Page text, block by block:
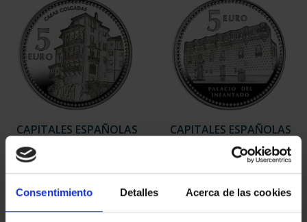
Consentimiento Detalles Acerca de las cookies
CAPITALES ESPAÑOLAS
CAPITALES ESPAÑOLAS
- GUADALAJARA
73,00 €